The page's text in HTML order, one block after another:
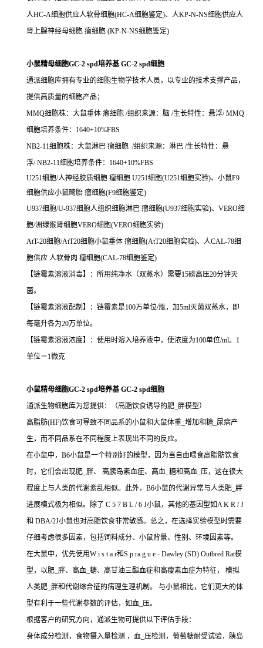
人HC-A细胞供应人软骨细胞(HC-A细胞鉴定)、人KP-N-NS细胞供应人
肾上腺神经母细胞 瘤细胞 (KP-N-NS细胞鉴定)
小鼠精母细胞GC-2 spd培养基 GC-2 spd细胞
通派细胞库拥有专业的细胞生物学技术人员，以专业的技术支撑产品，
提供高质量的细胞产品；
MMQ细胞株：大鼠垂体 瘤细胞 /组织来源：脑 /生长特性：悬浮/ MMQ
细胞培养条件：1640+10%FBS
NB2-11细胞株：大鼠淋巴 瘤细胞 /组织来源：淋巴 /生长特性：悬
浮/ NB2-11细胞培养条件：1640+10%FBS
U251细胞/人神经胶质细胞 瘤细胞 U251细胞(U251细胞实验)、小鼠F9
细胞供应小鼠畸胎 瘤细胞(F9细胞鉴定)
U937细胞/U-937细胞人组织细胞淋巴 瘤细胞(U937细胞实验)、VERO细
胞/洲绿猴肾细胞VERO细胞(VERO细胞实验)
AtT-20细胞/AtT20细胞小鼠垂体 瘤细胞(AtT20细胞实验)、人CAL-78细
胞供应 人软骨肉 瘤细胞(CAL-78细胞鉴定)
【链霉素溶液消毒】：所用纯净水（双蒸水）需要15磅高压20分钟灭
菌。
【链霉素溶液配制】：链霉素是100万单位/瓶，加5ml灭菌双蒸水，即
每毫升各为20万单位。
【链霉素溶液浓度】：使用时溶入培养液中，使浓度为100单位/ml。1
单位＝1微克
小鼠精母细胞GC-2 spd培养基 GC-2 spd细胞
通派生物细胞库为您提供：（高脂饮食诱导的肥_胖模型）
高脂肪(HF)饮食可导致不同品系的小鼠和大鼠体重_增加和糖_尿病产
生，而不同品系在不同程度上表现出不同的反应。
在小鼠中，B6小鼠是一个特别好的模型，因为当自由喂食高脂肪饮食
时，它们会出现肥_胖、 高胰岛素血症、高血_糖和高血_压，这在很大
程度上与人类的代谢紊乱相似。此外，B6小鼠的代谢异常与人类肥_胖
进展模式极为相似。除了 C 5 7 B L / 6 J小鼠，其他的基因型如A K R / J
和 DBA/2J小鼠也对高脂饮食非常敏感。总之，在选择实验模型时需要
仔细考虑很多因素，包括饲料成分、小鼠背景、性别、环境因素等。
在大鼠中，优先使用W i s t a r和S p ra g u e - Dawley (SD) Outbred Rat模
型，以肥_胖、高血_糖、高甘油三酯血症和高瘦素血症为特征， 模拟
人类肥_胖和代谢综合征的病理生理机制。 与小鼠相比，它们更大的体
型有利于一些代谢参数的评估，如血_压。
根据客户的研究方向，通派生物可提供以下评估手段：
身体成分检测，食物摄入量检测 ，血_压检测，葡萄糖耐受试验，胰岛